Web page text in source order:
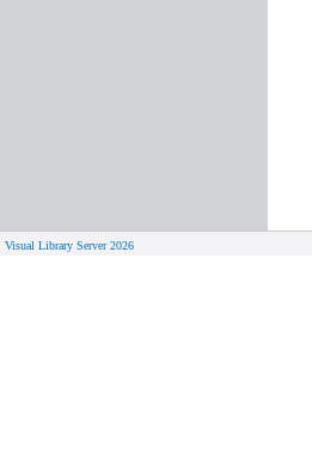
Visual Library Server 2026